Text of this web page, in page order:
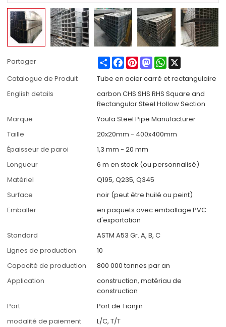
Partager ShareFacebook
PinterestMastodonWhatsApp
Catalogue de Produit
Tube en acier carré et rectangulaire
English details
carbon CHS SHS RHS Square and
Rectangular Steel Hollow Section
Marque
Youfa Steel Pipe Manufacturer
Taille
20x20mm - 400x400mm
Épaisseur de paroi
1,3 mm - 20 mm
Longueur
6 m en stock (ou personnalisé)
Matériel
Q195, Q235, Q345
Surface
noir (peut être huilé ou peint)
Emballer
en paquets avec emballage PVC
d'exportation
Standard
ASTM A53 Gr. A, B, C
Lignes de production
10
Capacité de production
800 000 tonnes par an
Application
construction, matériau de
construction
Port
Port de Tianjin
modalité de paiement
L/C, T/T